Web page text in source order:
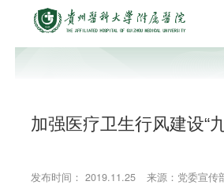
加强医疗卫生行风建设“
发布时间： 2019.11.25 来源：党委宣传